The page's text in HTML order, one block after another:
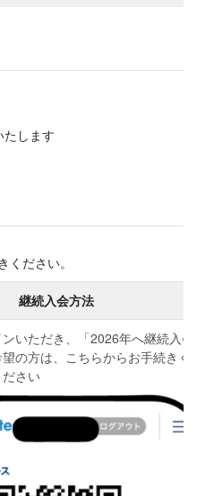
たします
ださい。
継続入会方法
いただき、「2026年へ継続入
の方は、こちらからお手続きく
さい